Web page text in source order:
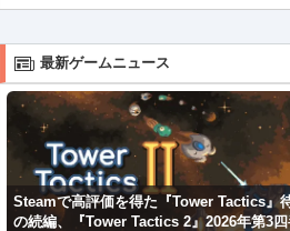
最新ゲームニュース
Steamで高評価を得た『Tower Tactics』
の続編、『Tower Tactics 2』2026年第3四